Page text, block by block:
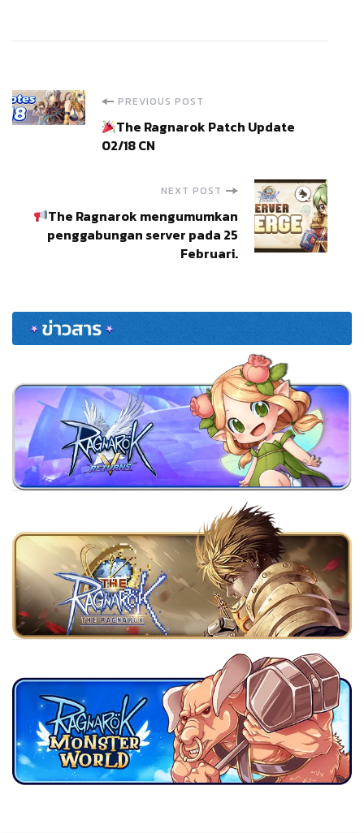
Post
Navigation
PREVIOUS POST
The Ragnarok Patch Update
02/18 CN
NEXT POST
The Ragnarok mengumumkan
penggabungan server pada 25
Februari.